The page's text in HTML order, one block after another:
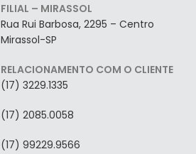
FILIAL – MIRASSOL
Rua Rui Barbosa, 2295 – Centro
Mirassol-SP
RELACIONAMENTO COM O CLIENTE
(17) 3229.1335
(17) 2085.0058
(17) 99229.9566